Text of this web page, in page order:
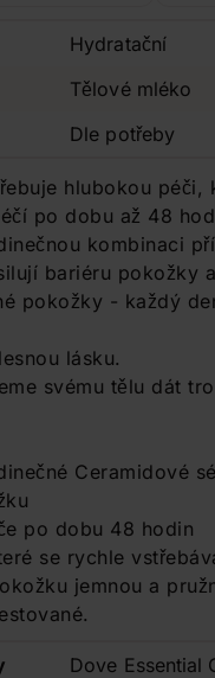
Hydratační
Tělové mléko
Dle potřeby
hlubokou
po dobu až 48
kombinaci
bariéru pokožky
pokožky - každý
lásku.
svému tělu dát
Ceramidové
po dobu 48 hodin
se rychle
jemnou a
Dove Essential